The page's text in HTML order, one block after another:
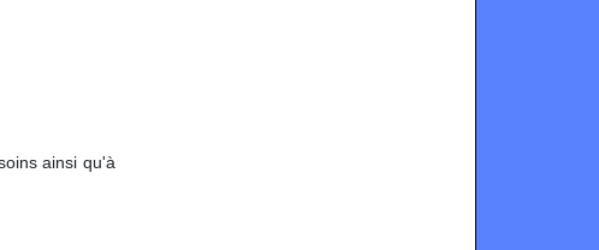
ainsi qu'à